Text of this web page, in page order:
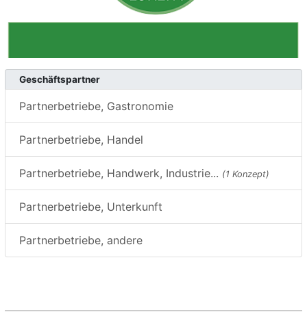
Geschäftspartner
Partnerbetriebe, Gastronomie
Partnerbetriebe, Handel
Partnerbetriebe, Handwerk, Industrie... (1 Konzept)
Partnerbetriebe, Unterkunft
Partnerbetriebe, andere